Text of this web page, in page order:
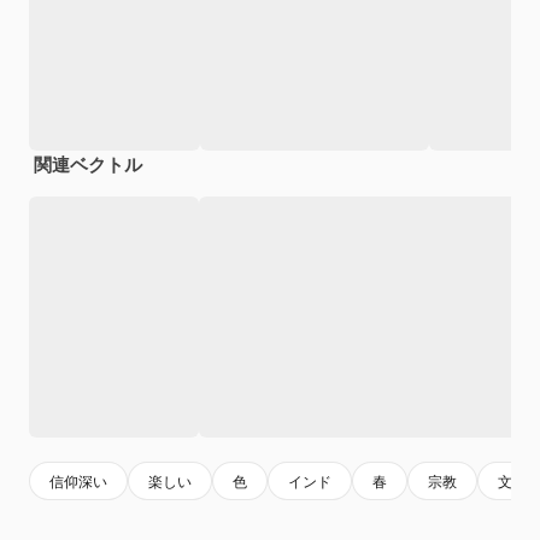
関連ベクトル
信仰深い 楽しい 色 インド 春 宗教 文化